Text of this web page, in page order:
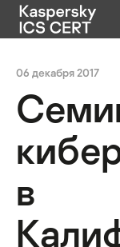
Публикации
Услуги
Уязвимости
Статистика
06 декабря 2017
в